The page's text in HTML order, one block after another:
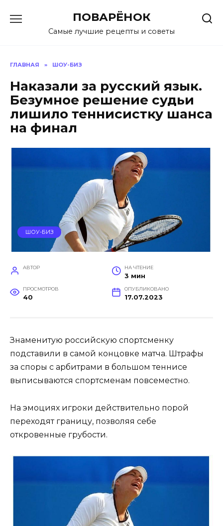
содержанию
ПОВАРЁНОК
Самые лучшие рецепты и советы
ГЛАВНАЯ » ШОУ-БИЗ
Наказали за русский язык.
Безумное решение судьи
лишило теннисистку шанса
на финал
ШОУ-БИЗ
АВТОР НА ЧТЕНИЕ
3 мин
ПРОСМОТРОВ
40
ОПУБЛИКОВАНО
17.07.2023
Знаменитую российскую спортсменку
подставили в самой концовке матча. Штрафы
за споры с арбитрами в большом теннисе
выписываются спортсменам повсеместно.
На эмоциях игроки действительно порой
переходят границу, позволяя себе
откровенные грубости.